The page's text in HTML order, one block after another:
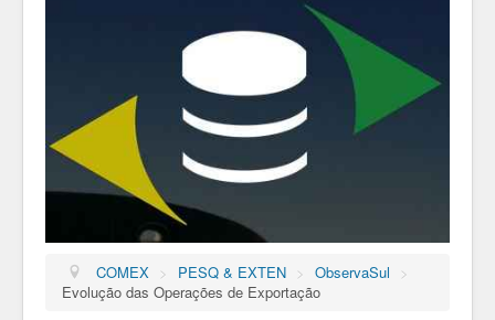
COMEX > PESQ & EXTEN > ObservaSul
>
Evolução das Operações de Exportação